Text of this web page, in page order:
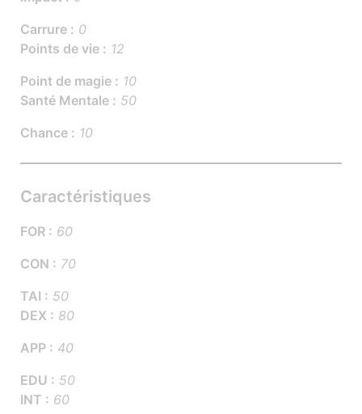
Carrure : 0
Points de vie : 12
Point de magie : 10
Santé Mentale : 50
Chance : 10
Caractéristiques
FOR : 60
CON : 70
TAI : 50
DEX : 80
APP : 40
EDU : 50
INT : 60